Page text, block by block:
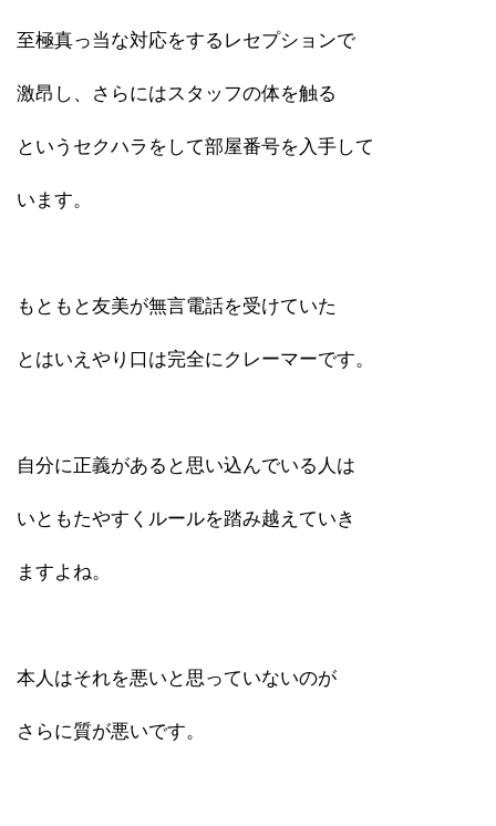
至極真っ当な対応をするレセプションで
激昂し、さらにはスタッフの体を触る
というセクハラをして部屋番号を入手して
います。
もともと友美が無言電話を受けていた
とはいえやり口は完全にクレーマーです。
自分に正義があると思い込んでいる人は
いともたやすくルールを踏み越えていき
ますよね。
本人はそれを悪いと思っていないのが
さらに質が悪いです。